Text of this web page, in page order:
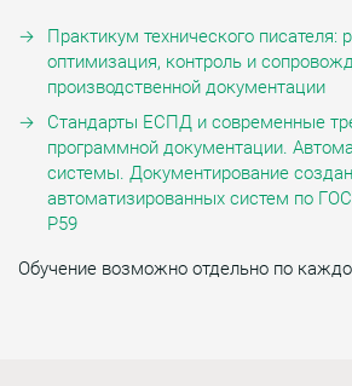
Практикум технического писателя:
оптимизация, контроль и
производственной документации
Стандарты ЕСПД и современные
программной документации.
системы. Документирование
автоматизированных систем по
Р59
Обучение возможно отдельно по